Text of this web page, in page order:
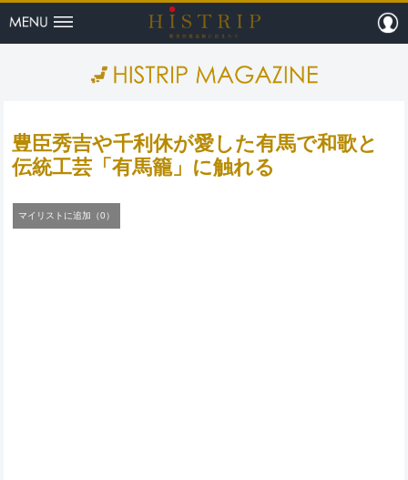
HISTRIP（
豊臣秀吉や千利休が愛した有馬で和歌と
伝統工芸「有馬籠」に触れる